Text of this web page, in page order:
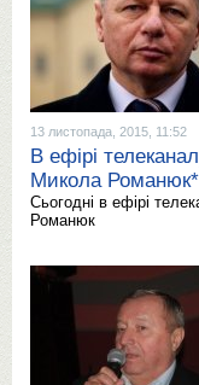
13 листопада, 2015, 11:52
В ефірі
Микола Романюк*
Cьогодні в ефірі
Романюк